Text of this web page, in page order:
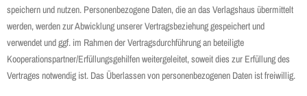
speichern und nutzen. Personenbezogene Daten, die an das Verlagshaus übermittelt
werden, werden zur Abwicklung unserer Vertragsbeziehung gespeichert und
verwendet und ggf. im Rahmen der Vertragsdurchführung an beteiligte
Kooperationspartner/Erfüllungsgehilfen weitergeleitet, soweit dies zur Erfüllung des
Vertrages notwendig ist. Das Überlassen von personenbezogenen Daten ist freiwillig.